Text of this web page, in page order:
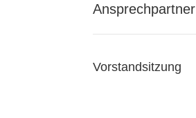
Ansprechpartner
Vorstandsitzung